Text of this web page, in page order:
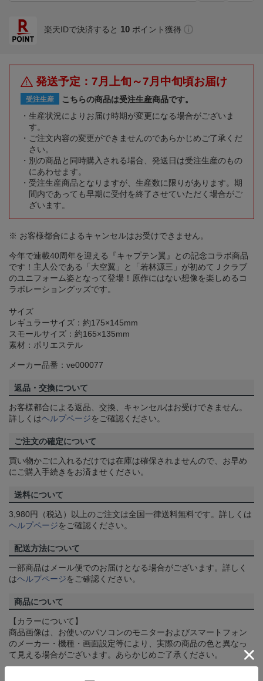
楽天IDで決済すると 10 ポイント獲得
発送予定：7月上旬～7月中旬頃お届け
受注生産
こちらの商品は受注生産商品です。
生産状況によりお届け時期が変更になる場合がございま
す。
ご注文内容の変更ができませんのであらかじめご了承くだ
さい。
別の商品と同時購入される場合、発送日は受注生産のもの
にあわせます。
受注生産商品となりますが、生産数に限りがあります。期
間内であっても早期に受付を終了させていただく場合がご
ざいます。
※ お客様都合によるキャンセルはお受けできません。
今年で連載40周年を迎える『キャプテン翼』との記念コラボ商品
です！主人公である「大空翼」と「若林源三」が初めてＪクラブ
のユニフォーム姿となって登場！原作にはない想像を楽しめるコ
ラボレーショングッズです。
サイズ
レギュラーサイズ：約175×145mm
スモールサイズ：約165×135mm
素材：ポリエステル
メーカー品番：ve000077
返品・交換について
お客様都合による返品、交換、キャンセルはお受けできません。
詳しくはヘルプページをご確認ください。
ご注文の確定について
買い物かごに入れるだけでは在庫は確保されませんので、お早め
にご購入手続きをお済ませください。
送料について
3,980円（税込）以上のご注文は全国一律送料無料です。詳しくは
ヘルプページをご確認ください。
配送方法について
一部商品はメール便でのお届けとなる場合がございます。詳しく
はヘルプページをご確認ください。
商品について
【カラーについて】
商品画像は、お使いのパソコンのモニターおよびスマートフォン
のメーカー・機種・画面設定等により、実際の商品の色と異なっ
て見える場合がございます。あらかじめご了承ください。